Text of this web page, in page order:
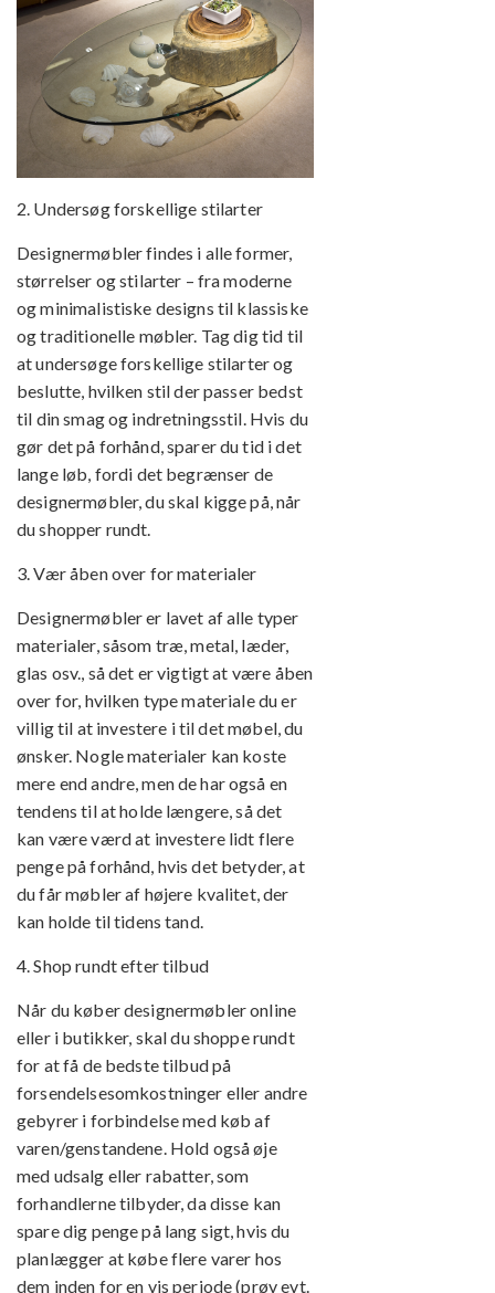
2. Undersøg forskellige stilarter
Designermøbler findes i alle former,
størrelser og stilarter – fra moderne
og minimalistiske designs til klassiske
og traditionelle møbler. Tag dig tid til
at undersøge forskellige stilarter og
beslutte, hvilken stil der passer bedst
til din smag og indretningsstil. Hvis du
gør det på forhånd, sparer du tid i det
lange løb, fordi det begrænser de
designermøbler, du skal kigge på, når
du shopper rundt.
3. Vær åben over for materialer
Designermøbler er lavet af alle typer
materialer, såsom træ, metal, læder,
glas osv., så det er vigtigt at være åben
over for, hvilken type materiale du er
villig til at investere i til det møbel, du
ønsker. Nogle materialer kan koste
mere end andre, men de har også en
tendens til at holde længere, så det
kan være værd at investere lidt flere
penge på forhånd, hvis det betyder, at
du får møbler af højere kvalitet, der
kan holde til tidens tand.
4. Shop rundt efter tilbud
Når du køber designermøbler online
eller i butikker, skal du shoppe rundt
for at få de bedste tilbud på
forsendelsesomkostninger eller andre
gebyrer i forbindelse med køb af
varen/genstandene. Hold også øje
med udsalg eller rabatter, som
forhandlerne tilbyder, da disse kan
spare dig penge på lang sigt, hvis du
planlægger at købe flere varer hos
dem inden for en vis periode (prøv evt.